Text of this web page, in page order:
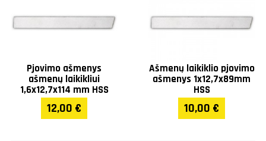
Pjovimo ašmenys
ašmenų laikikliui
1,6x12,7x114 mm HSS
12,00 €
Ašmenų laikiklio pjovimo
ašmenys 1x12,7x89mm
HSS
10,00 €